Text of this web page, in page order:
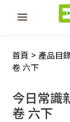
首頁 > 產品目
卷 六下
今日常識
卷 六下